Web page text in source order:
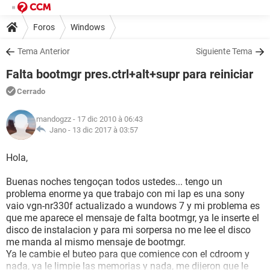
Foros Windows
Tema Anterior Siguiente Tema
Falta bootmgr pres.ctrl+alt+supr para reiniciar
Cerrado
mandogzz - 17 dic 2010 à 06:43
Jano - 13 dic 2017 à 03:57
Hola,
Buenas noches tengoçan todos ustedes... tengo un
problema enorme ya que trabajo con mi lap es una sony
vaio vgn-nr330f actualizado a wundows 7 y mi problema es
que me aparece el mensaje de falta bootmgr, ya le inserte el
disco de instalacion y para mi sorpersa no me lee el disco
me manda al mismo mensaje de bootmgr.
Ya le cambie el buteo para que comience con el cdroom y
nada, ya le limpie las memorias y nada, me dijeron que le